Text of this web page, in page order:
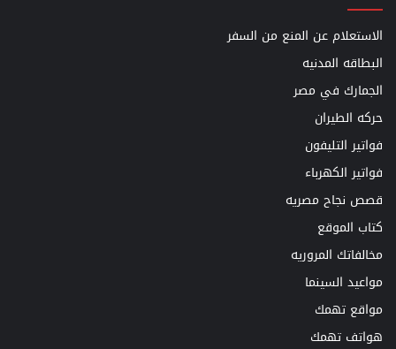
الاستعلام عن المنع من السفر
البطاقه المدنيه
الجمارك في مصر
حركه الطيران
فواتير التليفون
فواتير الكهرباء
قصص نجاح مصريه
كتاب الموقع
مخالفاتك المروريه
مواعيد السينما
مواقع تهمك
هواتف تهمك